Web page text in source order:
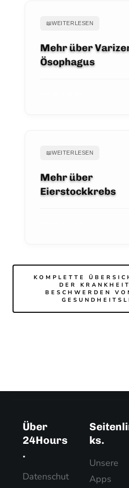
📖WEITERLESEN
Mehr über
Ösophagus
📖WEITERLESEN
Mehr über
Eierstockkrebs
KOMPLETTE
DER
BESCHWERDEN
Über
24Hours
.
Datenschut
ks.
Unsere
Apps